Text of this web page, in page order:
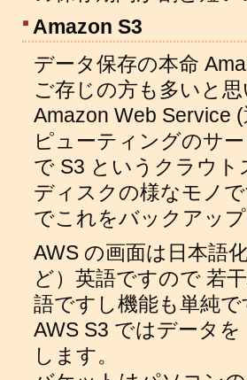
Amazon S3
データ保存の本命
ご存じの方も多いと
Amazon Web Service
ピューティングのサ
で S3 というクラウ
ディスクの様なモノ
でこれをバックアッ
AWS の画面は日本語
ど）英語ですので 若
語ですし機能も単純
AWS S3 ではデータ
します。